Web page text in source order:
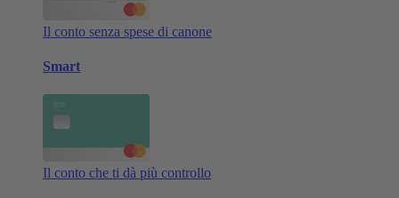
Il conto senza spese di canone
Smart
Il conto che ti dà più controllo